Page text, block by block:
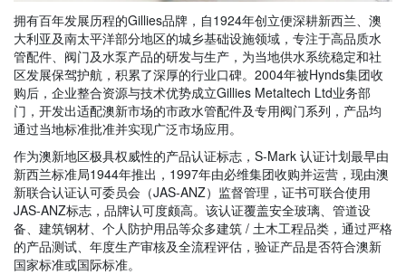
拥有百年发展历程的Gillies品牌，自1924年创立便深耕新西兰、澳
大利亚及南太平洋部分地区的城乡基础设施领域，专注于高品质水
管配件、阀门及水泵产品的研发与生产，为当地供水系统稳定和社
区发展保驾护航，积累了深厚的行业口碑。2004年被Hynds集团收
购后，企业整合资源与技术优势成立Gillies Metaltech Ltd业务部
门，开发出适配澳新市场的市政水管配件及专用阀门系列，产品均
通过当地标准批准并实现广泛市场应用。
作为澳新地区极具权威性的产品认证标志，S-Mark 认证计划最早由
新西兰标准局1944年推出，1997年由必维集团收购并运营，现由澳
新联合认证认可委员会（JAS-ANZ）监督管理，证书可联合使用
JAS-ANZ标志，品牌认可度颇高。该认证覆盖安全玻璃、管道设
备、建筑钢材、个人防护用品等众多建筑 / 土木工程品类，通过严格
的产品测试、年度生产审核及全流程评估，验证产品是否符合澳新
国家标准或国际标准。